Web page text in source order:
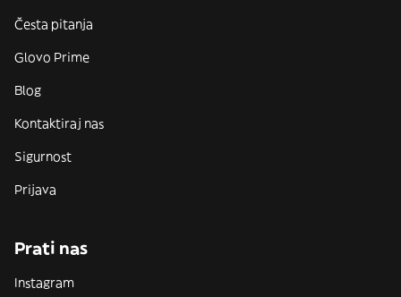
Česta pitanja
Glovo Prime
Blog
Kontaktiraj nas
Sigurnost
Prijava
Prati nas
Instagram